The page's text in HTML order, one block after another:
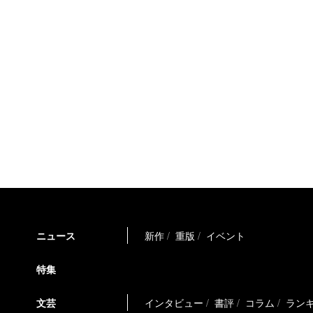
ニュース 新作 重版 イベント
特集
文芸 インタビュー 書評 コラム ラン